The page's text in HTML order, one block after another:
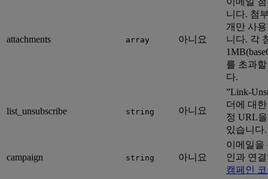
attachments array 아니요
니다. 첨
개만 사
니다. 각
를 초과
다.
list_unsubscribe string 아니요
”Link-
더에 대
정 URL
있습니다.
campaign string 아니요
이메일을
인과 연
캠페인